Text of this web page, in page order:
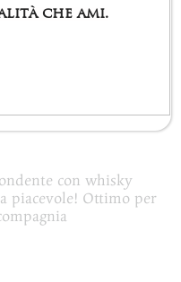
con whisky
piacevole! Ottimo per
che ami.